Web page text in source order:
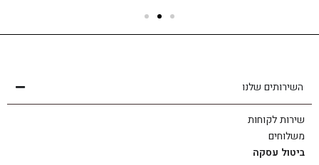
שירות לקוחות
השירותים שלנו
שירות לקוחות
משלוחים
ביטול עסקה